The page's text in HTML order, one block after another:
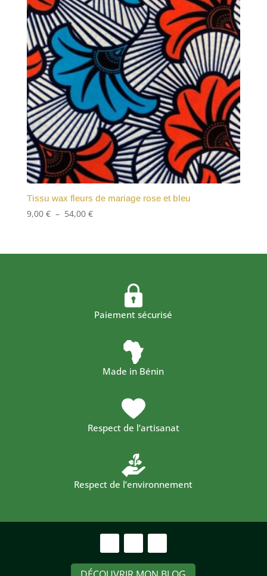
28,00 €
Tissu wax fleurs de mariage rose et bleu
9,00 € – 54,00 €Plage
9,00 €
Paiement sécurisé
Made in Bénin
Respect de l’artisanat
Respect de l’environnement